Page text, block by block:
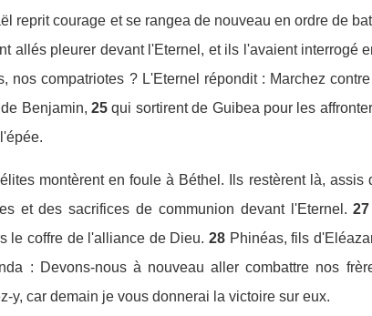
reprit courage et se rangea de nouveau en ordre de
allés pleurer devant l'Eternel, et ils l'avaient interrogé
nos compatriotes ? L'Eternel répondit : Marchez
Benjamin, 25 qui sortirent de Guibea pour les
montèrent en foule à Béthel. Ils restèrent là,
et des sacrifices de communion devant l'Eternel. 27
le coffre de l'alliance de Dieu. 28 Phinéas, fils
: Devons-nous à nouveau aller combattre nos
y, car demain je vous donnerai la victoire sur eux.